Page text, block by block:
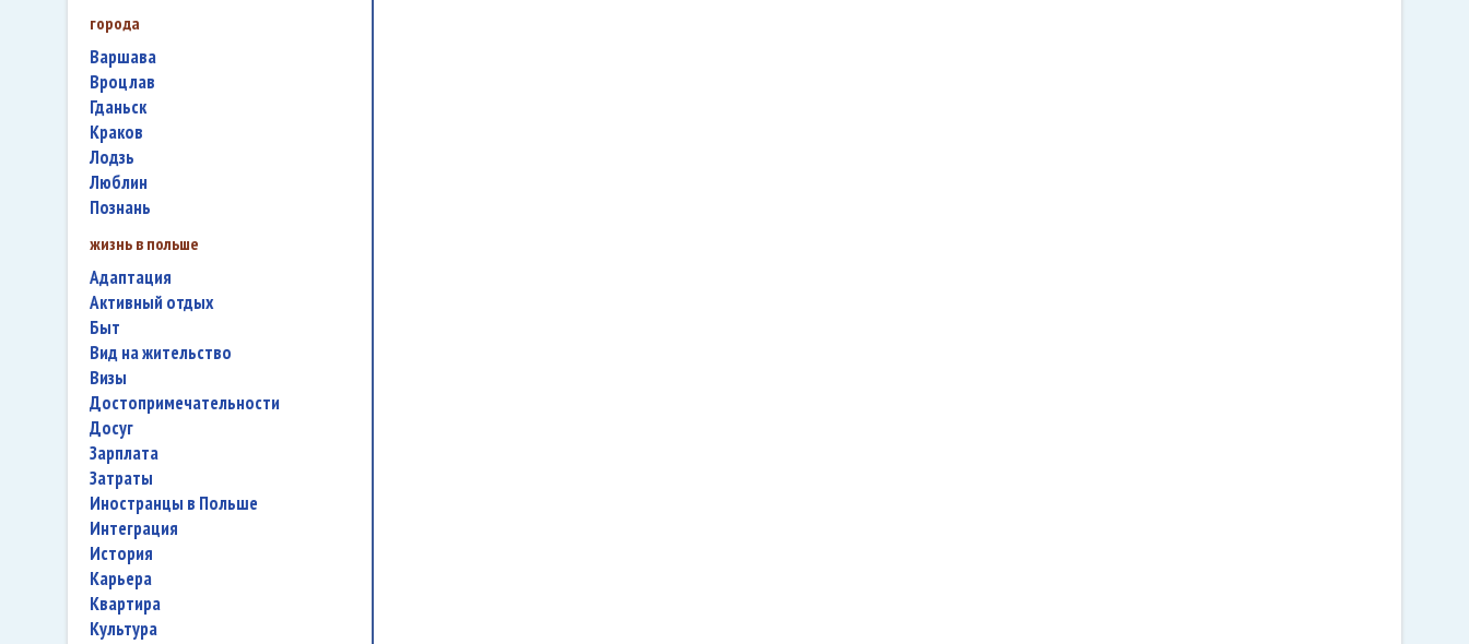
города
Варшава
Вроцлав
Гданьск
Краков
Лодзь
Люблин
Познань
жизнь в польше
адаптация
активный отдых
быт
вид на жительство
визы
достопримечательности
досуг
зарплата
затраты
иностранцы в Польше
интеграция
история
карьера
квартира
культура